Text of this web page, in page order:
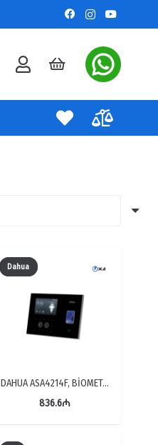
Dahua
DAHUA ASA4214F, BİOMET…
836.6₼